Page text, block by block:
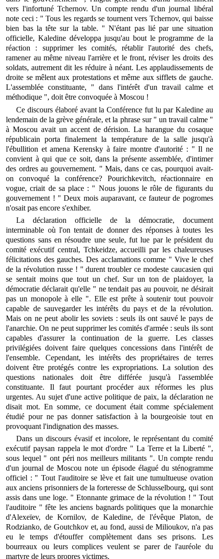
vers l'infortuné Tchernov. Un compte rendu d'un journal libéral
note ceci : " Tous les regards se tournent vers Tchernov, qui baisse
bien bas la tête sur la table. " N'étant pas lié par une situation
officielle, Kaledine développa jusqu'au bout le programme de la
réaction : supprimer les comités, rétablir l'autorité des chefs,
ramener au même niveau l'arrière et le front, réviser les droits des
soldats, autrement dit les réduire à néant. Les applaudissements de
droite se mêlent aux protestations et même aux sifflets de gauche.
L'assemblée constituante, " dans l'intérêt d'un travail calme et
méthodique ", doit être convoquée à Moscou !
Ce discours élaboré avant la Conférence fut lu par Kaledine au
lendemain de la grève générale, et la phrase sur " un travail calme "
à Moscou avait un accent de dérision. La harangue du cosaque
républicain porta finalement la température de la salle jusqu'à
l'ébullition et amena Kerensky à faire montre d'autorité : " Il ne
convient à qui que ce soit, dans la présente assemblée, d'intimer
des ordres au gouvernement. " Mais, dans ce cas, pourquoi avait-
on convoqué la conférence? Pourichkevitch, réactionnaire en
vogue, criait de sa place : " Nous jouons le rôle de figurants du
gouvernement ! " Deux mois auparavant, ce fauteur de pogromes
n'osait pas encore s'exhiber.
La déclaration officielle de la démocratie, document
interminable où l'on tentait de donner des réponses à toutes les
questions sans en résoudre une seule, fut lue par le président du
comité exécutif central, Tchkeidze, accueilli par les chaleureuses
félicitations des gauches. Des acclamations comme " Vive le chef
de la révolution russe ! " durent troubler ce modeste caucasien qui
se sentait moins que tout un chef. Sur un ton de plaidoyer, la
démocratie déclarait qu'elle " ne tendait pas au pouvoir, ne désirait
pas un monopole à elle ". Elle est prête à soutenir tout pouvoir
capable de sauvegarder les intérêts du pays et de la révolution.
Mais on ne peut abolir les soviets : seuls ils ont sauvé le pays de
l'anarchie. On ne peut supprimer les comités d'armée : seuls ils sont
capables d'assurer la continuation de la guerre. Les classes
privilégiées doivent faire quelques concessions dans l'intérêt de
l'ensemble. Cependant, les intérêts des propriétaires de terres
doivent être protégés contre les expropriations. La solution des
questions nationales doit être différée jusqu'à l'assemblée
constituante. Il faut pourtant procéder aux réformes les plus
urgentes. Au sujet d'une active politique de paix, la déclaration ne
disait mot. En somme, ce document était comme spécialement
étudié pour ne pas donner satisfaction à la bourgeoisie tout en
provoquant l'indignation des masses.
Dans un discours évasif et incolore, le représentant du comité
exécutif paysan rappela le mot d'ordre " La Terre et la Liberté ",
sous lequel " ont péri nos meilleurs militants ". Un compte rendu
d'un journal de Moscou note un épisode élagué du sténogramme
officiel : " Tout l'auditoire se lève et fait une tumultueuse ovation
aux anciens prisonniers de la forteresse de Schlusselbourg, qui sont
assis dans une loge. " Etonnante grimace de la révolution ! " Tout
l'auditoire " fête les anciens bagnards politiques que la monarchie
d'Alexeïev, de Kornilov, de Kaledine, de l'évêque Platon, de
Rodzianko, de Goutchkov et, au fond, aussi de Milioukov, n'a pas
eu le temps d'étouffer complètement dans ses prisons. Les
bourreaux ou leurs complices veulent se parer de l'auréole du
martyre de leurs propres victimes.